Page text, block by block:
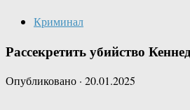
Криминал
Рассекретить убийство
Опубликовано · 20.01.2025